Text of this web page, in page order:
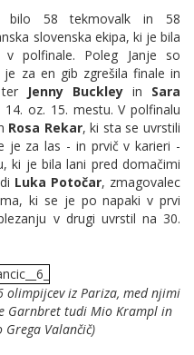
bilo 58 tekmovalk in 58
slovenska ekipa, ki je bila
polfinale. Poleg Janje so
je za en gib zgrešila finale in
Jenny Buckley in Sara
oz. 15. mestu. V polfinalu
Rosa Rekar, ki sta se uvrstili
je za las - in prvič v karieri -
ki je bila lani pred domačimi
Luka Potočar, zmagovalec
ki se je po napaki v prvi
v drugi uvrstil na 30.
iz Pariza, med njimi
Garnbret tudi Mio Krampl in
Valančič)